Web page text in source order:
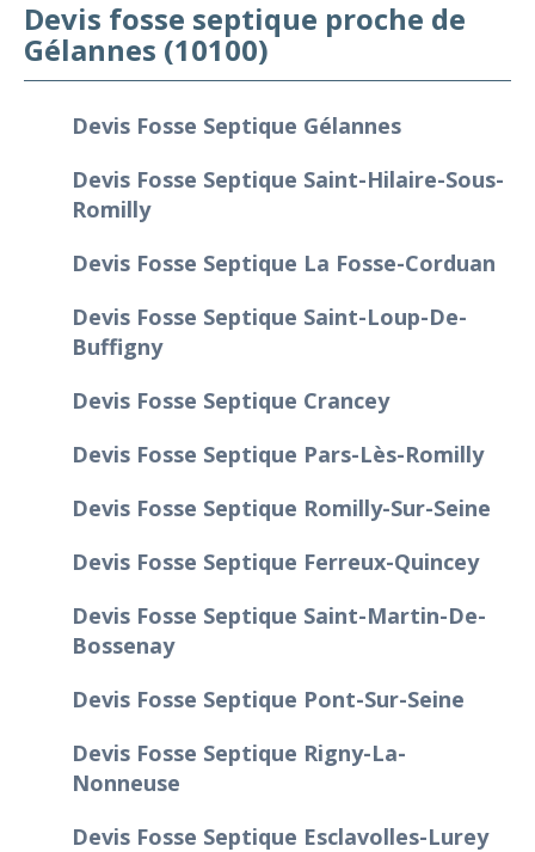
Devis fosse septique proche de
Gélannes (10100)
Devis Fosse Septique Gélannes
Devis Fosse Septique Saint-Hilaire-Sous-
Romilly
Devis Fosse Septique La Fosse-Corduan
Devis Fosse Septique Saint-Loup-De-
Buffigny
Devis Fosse Septique Crancey
Devis Fosse Septique Pars-Lès-Romilly
Devis Fosse Septique Romilly-Sur-Seine
Devis Fosse Septique Ferreux-Quincey
Devis Fosse Septique Saint-Martin-De-
Bossenay
Devis Fosse Septique Pont-Sur-Seine
Devis Fosse Septique Rigny-La-
Nonneuse
Devis Fosse Septique Esclavolles-Lurey